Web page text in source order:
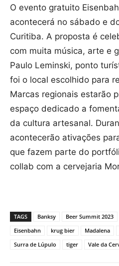
O evento gratuito
acontecerá no sábado e
Curitiba. A proposta é
com muita música, arte e
Paulo Leminski, ponto
foi o local escolhido para
Marcas regionais estarão
espaço dedicado a
da cultura artesanal.
acontecerão ativações
que fazem parte do
collab com a cervejaria
TAGS Banksy Beer Summit 2023
Eisenbahn
krug bier Madalena
Surra de Lúpulo
tiger Vale da